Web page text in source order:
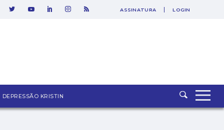
SAIR
ASSINATURA LOGIN
DEPRESSÃO KRISTIN